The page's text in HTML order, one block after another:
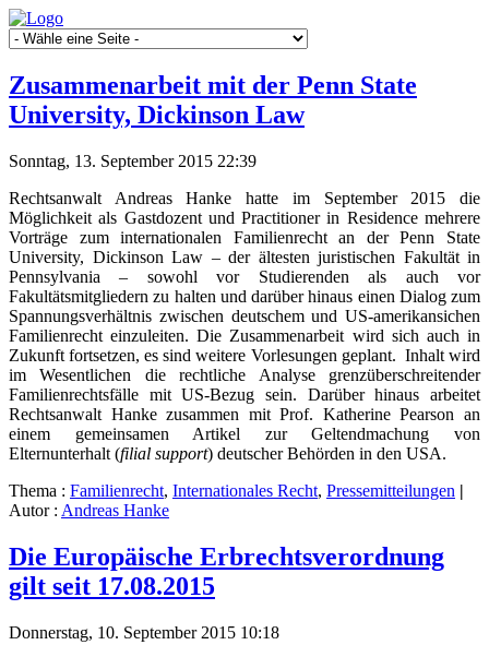
Zusammenarbeit mit der Penn State
University, Dickinson Law
Sonntag, 13. September 2015 22:39
Rechtsanwalt Andreas Hanke hatte im September 2015 die
Möglichkeit als Gastdozent und Practitioner in Residence mehrere
Vorträge zum internationalen Familienrecht an der Penn State
University, Dickinson Law – der ältesten juristischen Fakultät in
Pennsylvania – sowohl vor Studierenden als auch vor
Fakultätsmitgliedern zu halten und darüber hinaus einen Dialog zum
Spannungsverhältnis zwischen deutschem und US-amerikansichen
Familienrecht einzuleiten. Die Zusammenarbeit wird sich auch in
Zukunft fortsetzen, es sind weitere Vorlesungen geplant. Inhalt wird
im Wesentlichen die rechtliche Analyse grenzüberschreitender
Familienrechtsfälle mit US-Bezug sein. Darüber hinaus arbeitet
Rechtsanwalt Hanke zusammen mit Prof. Katherine Pearson an
einem gemeinsamen Artikel zur Geltendmachung von
Elternunterhalt (filial support) deutscher Behörden in den USA.
Thema : Familienrecht, Internationales Recht, Pressemitteilungen |
Autor : Andreas Hanke
Die Europäische Erbrechtsverordnung
gilt seit 17.08.2015
Donnerstag, 10. September 2015 10:18